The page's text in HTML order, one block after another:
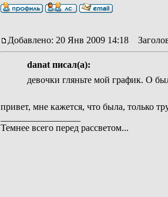
Добавлено: 20 Янв 2009 14:18
danat писал(а):
девочки гляньте мой график. О
привет, мне кажется, что была, только
Темнее всего перед рассветом...